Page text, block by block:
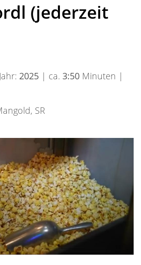
(jederzeit
2025 | ca. 3:50 Minuten |
SR